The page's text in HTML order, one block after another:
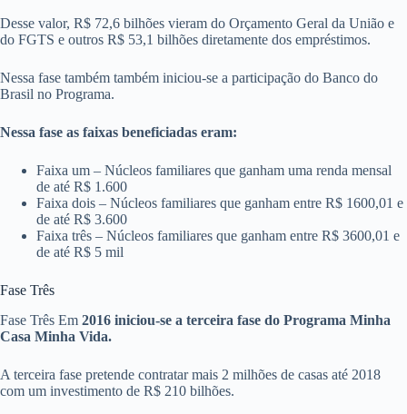
Desse valor, R$ 72,6 bilhões vieram do Orçamento Geral da União e
do FGTS e outros R$ 53,1 bilhões diretamente dos empréstimos.
Nessa fase também também iniciou-se a participação do Banco do
Brasil no Programa.
Nessa fase as faixas beneficiadas eram:
Faixa um – Núcleos familiares que ganham uma renda mensal
de até R$ 1.600
Faixa dois – Núcleos familiares que ganham entre R$ 1600,01 e
de até R$ 3.600
Faixa três – Núcleos familiares que ganham entre R$ 3600,01 e
de até R$ 5 mil
Fase Três
Fase Três Em 2016 iniciou-se a terceira fase do Programa Minha
Casa Minha Vida.
A terceira fase pretende contratar mais 2 milhões de casas até 2018
com um investimento de R$ 210 bilhões.